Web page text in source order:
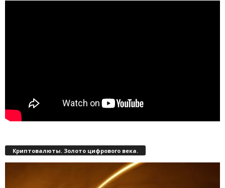
Криптовалюты. Золото цифрового века.